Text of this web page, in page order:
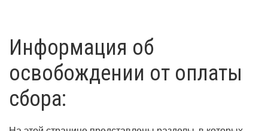
Информация об
освобождении от оплаты
сбора: